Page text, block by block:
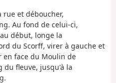
rue et déboucher,
Au fond de celui-ci,
début, longe la
du Scorff, virer à gauche et
en face du Moulin de
du fleuve, jusqu'à la